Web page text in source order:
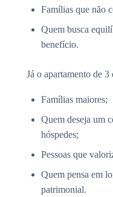
Famílias que não
Quem busca
benefício.
Já o apartamento de
Famílias maiores;
Quem deseja um
hóspedes;
Pessoas que
Quem pensa em
patrimonial.